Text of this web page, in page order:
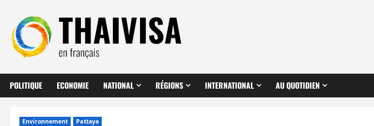
contenu
POLITIQUE ECONOMIE NATIONAL RÉGIONS INTERNATIONAL AU QUOTIDIEN
Environnement Pattaya